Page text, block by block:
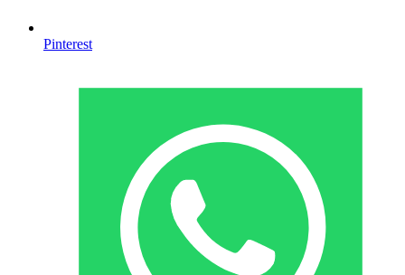
Pinterest